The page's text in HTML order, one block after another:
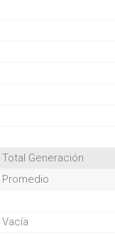
Total Generación
Promedio
Vacía